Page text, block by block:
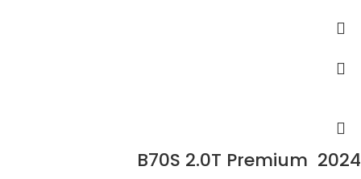
B70S 2.0T Premium 2024